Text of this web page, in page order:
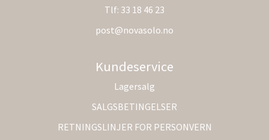
Tlf: 33 18 46 23
post@novasolo.no
Kundeservice
Lagersalg
SALGSBETINGELSER
RETNINGSLINJER FOR PERSONVERN